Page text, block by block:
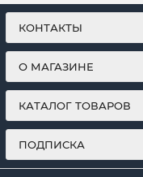
КОНТАКТЫ
О МАГАЗИНЕ
КАТАЛОГ ТОВАРОВ
ПОДПИСКА